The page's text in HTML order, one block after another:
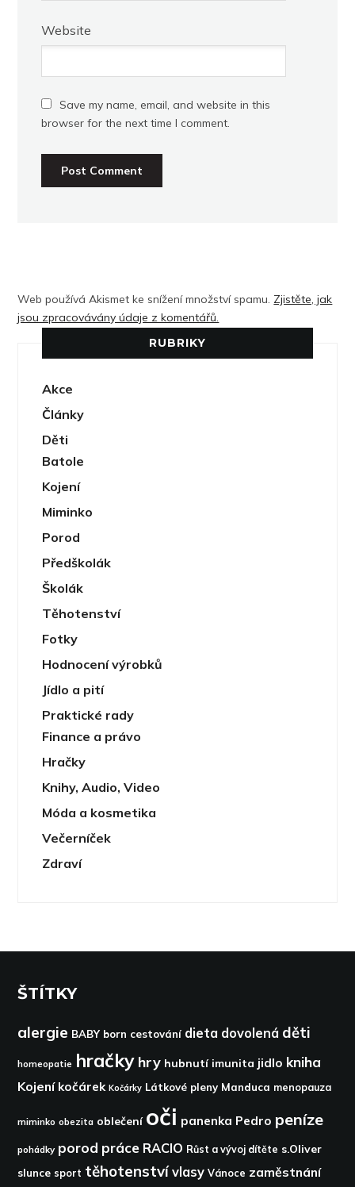
Website
Save my name, email, and website in this
browser for the next time I comment.
Web používá Akismet ke snížení množství spamu. Zjistěte, jak
jsou zpracovávány údaje z komentářů.
RUBRIKY
Akce
Články
Děti
Batole
Kojení
Miminko
Porod
Předškolák
Školák
Těhotenství
Fotky
Hodnocení výrobků
Jídlo a pití
Praktické rady
Finance a právo
Hračky
Knihy, Audio, Video
Móda a kosmetika
Večerníček
Zdraví
ŠTÍTKY
alergie BABY born cestování dieta dovolená děti
homeopatie hračky hry hubnutí imunita jidlo kniha
Kojení kočárek Kočárky Látkové pleny Manduca menopauza
miminko obezita oblečení oči panenka Pedro peníze
pohádky porod práce RACIO Růst a vývoj dítěte s.Oliver
slunce sport těhotenství vlasy Vánoce zaměstnání